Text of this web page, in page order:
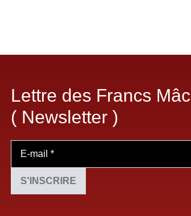
Lettre des Francs
( Newsletter )